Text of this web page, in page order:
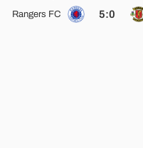
Rangers FC
5:0